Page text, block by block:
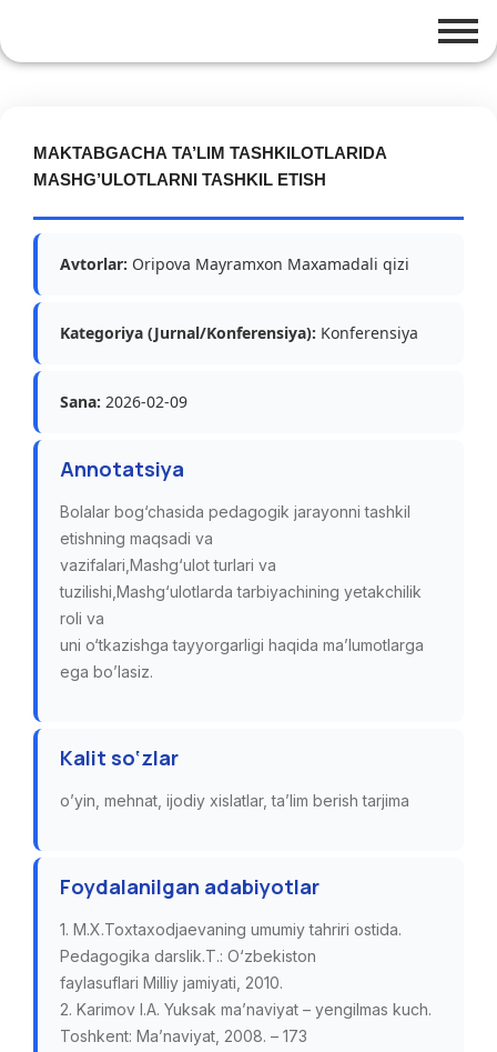
MAKTABGACHA TA’LIM TASHKILOTLARIDA
MASHG’ULOTLARNI TASHKIL ETISH
Avtorlar: Oripova Mayramxon Maxamadali qizi
Kategoriya (Jurnal/Konferensiya): Konferensiya
Sana: 2026-02-09
Annotatsiya
Bolalar bog‘chasida pedagogik jarayonni tashkil
etishning maqsadi va
vazifalari,Mashg‘ulot turlari va
tuzilishi,Mashg‘ulotlarda tarbiyachining yetakchilik
roli va
uni o‘tkazishga tayyorgarligi haqida ma’lumotlarga
ega bo’lasiz.
Kalit so‘zlar
o’yin, mehnat, ijodiy xislatlar, ta’lim berish tarjima
Foydalanilgan adabiyotlar
1. M.X.Toxtaxodjaevaning umumiy tahriri ostida.
Pedagogika darslik.T.: O‘zbekiston
faylasuflari Milliy jamiyati, 2010.
2. Karimov I.A. Yuksak ma’naviyat – yengilmas kuch.
Toshkent: Ma’naviyat, 2008. – 173